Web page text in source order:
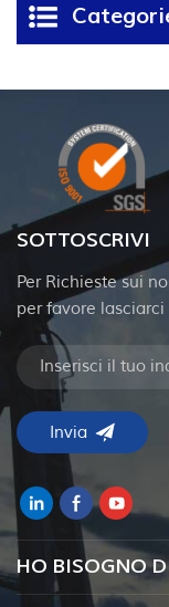
SOTTOSCRIVI
Per Richieste sui
per favore
HO BISOGNO